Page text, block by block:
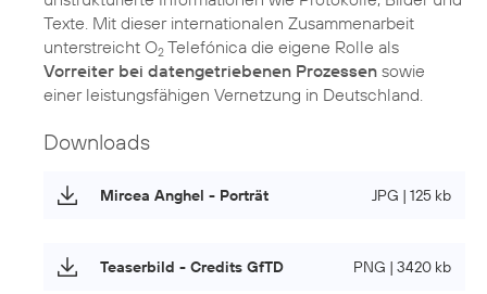
Texte. Mit dieser internationalen Zusammenarbeit
unterstreicht O2 Telefónica die eigene Rolle als
Vorreiter bei datengetriebenen Prozessen sowie
einer leistungsfähigen Vernetzung in Deutschland.
Downloads
Mircea Anghel - Porträt JPG | 125 kb
Teaserbild - Credits GfTD PNG | 3420 kb